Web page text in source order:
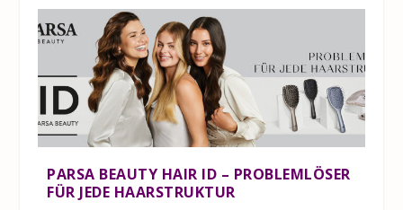
PARSA BEAUTY HAIR ID – PROBLEMLÖSER
FÜR JEDE HAARSTRUKTUR